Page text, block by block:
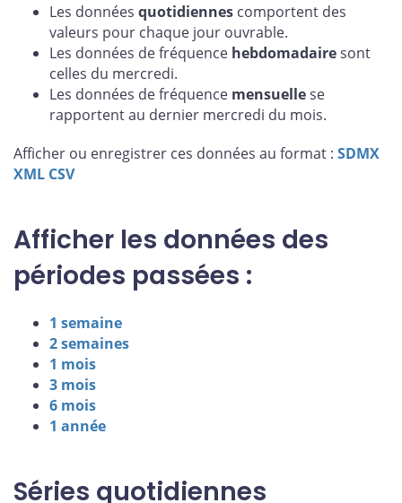
Les données quotidiennes comportent des
valeurs pour chaque jour ouvrable.
Les données de fréquence hebdomadairesont
celles du mercredi.
Les données de fréquence mensuellese
rapportent au dernier mercredi du mois.
Afficher ou enregistrer ces données au format : SDMX
XML CSV
Afficher les données des
périodes passées :
1 semaine
2 semaines
1 mois
3 mois
6 mois
1 année
Séries quotidiennes